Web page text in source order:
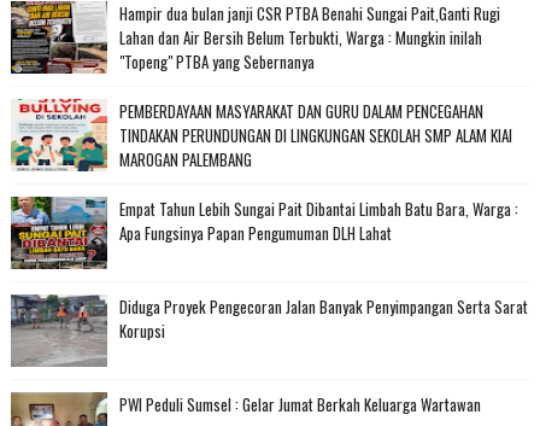
Hampir dua bulan janji CSR PTBA Benahi Sungai Pait,Ganti Rugi
Lahan dan Air Bersih Belum Terbukti, Warga : Mungkin inilah
"Topeng" PTBA yang Sebernanya
PEMBERDAYAAN MASYARAKAT DAN GURU DALAM PENCEGAHAN
TINDAKAN PERUNDUNGAN DI LINGKUNGAN SEKOLAH SMP ALAM KIAI
MAROGAN PALEMBANG
Empat Tahun Lebih Sungai Pait Dibantai Limbah Batu Bara, Warga :
Apa Fungsinya Papan Pengumuman DLH Lahat
Diduga Proyek Pengecoran Jalan Banyak Penyimpangan Serta Sarat
Korupsi
PWI Peduli Sumsel : Gelar Jumat Berkah Keluarga Wartawan